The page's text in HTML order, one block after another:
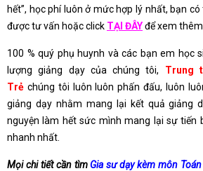
hết”, học phí luôn ở mức hợp lý nhất, bạn
được tư vấn hoặc click TẠI ĐÂYđể xem thêm.
100 % quý phụ huynh và các bạn em học
lượng giảng dạy của chúng tôi, Trung
Trẻ chúng tôi luôn luôn phấn đấu, luôn
giảng dạy nhằm mang lại kết quả giảng
nguyện làm hết sức mình mang lại sự tiến
nhanh nhất.
Mọi chi tiết cần tìm Gia sư dạy kèm môn